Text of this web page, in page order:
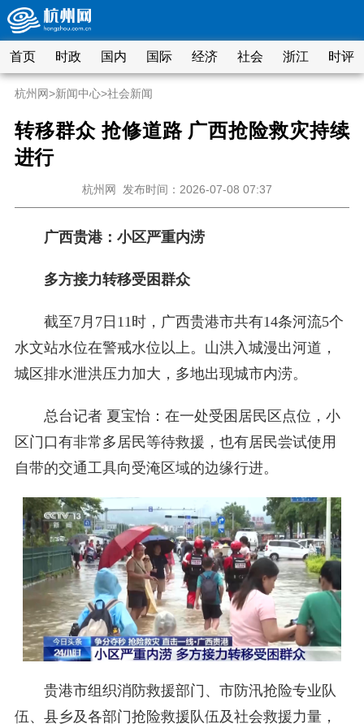
首页 时政 国内 国际 经济 社会 浙江 时评
杭州网>新闻中心>社会新闻
转移群众 抢修道路 广西抢险救灾持续
进行
杭州网 发布时间：2026-07-08 07:37
广西贵港：小区严重内涝
多方接力转移受困群众
截至7月7日11时，广西贵港市共有14条河流5个
水文站水位在警戒水位以上。山洪入城漫出河道，
城区排水泄洪压力加大，多地出现城市内涝。
总台记者 夏宝怡：在一处受困居民区点位，小
区门口有非常多居民等待救援，也有居民尝试使用
自带的交通工具向受淹区域的边缘行进。
贵港市组织消防救援部门、市防汛抢险专业队
伍、县乡及各部门抢险救援队伍及社会救援力量，